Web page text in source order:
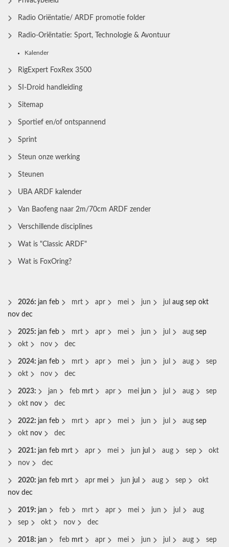
Radio Oriëntatie/ ARDF promotie folder
Radio‑Oriëntatie: Sport, Technologie & Avontuur
Kalender
RigExpert FoxRex 3500
SI-Droid handleiding
Sitemap
Sportief en/of ontspannend
Sprint
Steun onze werking
Steunen
UBA ARDF kalender
Van Baofeng naar 2m/70cm ARDF zender
Verschillende disciplines
Wat is "Classic ARDF"
Wat is FoxOring?
2026: jan feb mrt apr mei jun jul aug sep okt
nov dec
2025: jan feb mrt apr mei jun jul aug sep
okt
nov dec
2024: jan feb mrt apr mei jun jul aug
sep
okt
nov dec
2023: jan feb mrt apr mei jun jul aug
sep
okt nov dec
2022: jan feb mrt apr mei jun jul aug sep
okt nov dec
2021: jan feb mrt apr mei jun jul aug sep
okt
nov
dec
2020: jan feb mrt apr mei jun jul aug sep
okt
nov dec
2019: jan feb mrt apr mei jun jul
aug
sep
okt nov dec
2018: jan feb mrt apr mei jun jul aug
sep